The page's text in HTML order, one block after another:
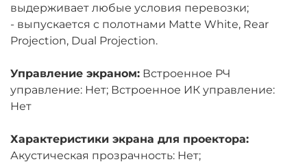
выдерживает любые условия перевозки;
- выпускается с полотнами Matte White, Rear
Projection, Dual Projection.
Управление экраном: Встроенное РЧ
управление: Нет; Встроенное ИК управление:
Нет
Характеристики экрана для проектора:
Акустическая прозрачность: Нет;